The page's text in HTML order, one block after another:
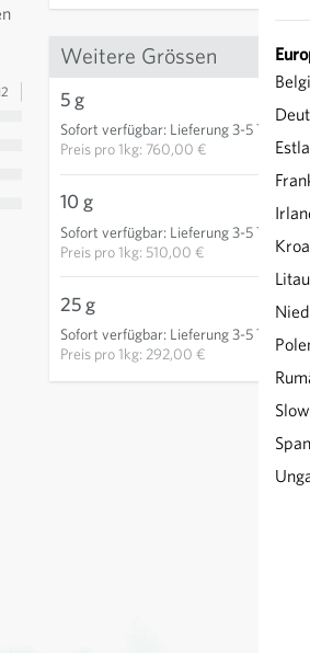
Weitere Grössen
5 g
Sofort verfügbar: Lieferung 3-5 Tage
Preis pro1kg: 760,00 €
10 g
Sofort verfügbar: Lieferung 3-5 Tage
Preis pro1kg: 510,00 €
25 g
Sofort verfügbar: Lieferung 3-5 Tage
Preis pro1kg: 292,00 €